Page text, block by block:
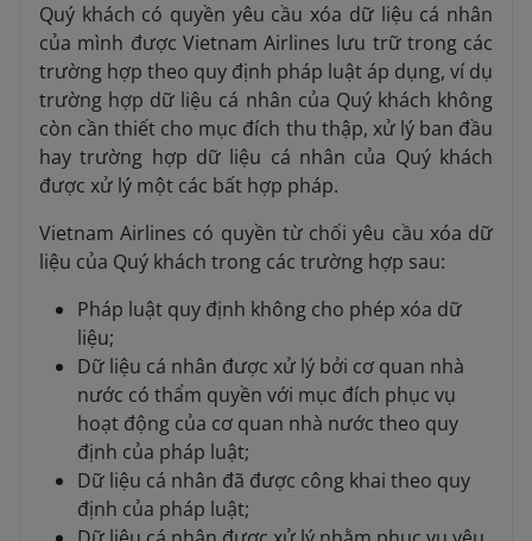
Quý khách có quyền yêu cầu xóa dữ liệu cá nhân
của mình được Vietnam Airlines lưu trữ trong các
trường hợp theo quy định pháp luật áp dụng, ví dụ
trường hợp dữ liệu cá nhân của Quý khách không
còn cần thiết cho mục đích thu thập, xử lý ban đầu
hay trường hợp dữ liệu cá nhân của Quý khách
được xử lý một các bất hợp pháp.
Vietnam Airlines có quyền từ chối yêu cầu xóa dữ
liệu của Quý khách trong các trường hợp sau:
Pháp luật quy định không cho phép xóa dữ
liệu;
Dữ liệu cá nhân được xử lý bởi cơ quan nhà
nước có thẩm quyền với mục đích phục vụ
hoạt động của cơ quan nhà nước theo quy
định của pháp luật;
Dữ liệu cá nhân đã được công khai theo quy
định của pháp luật;